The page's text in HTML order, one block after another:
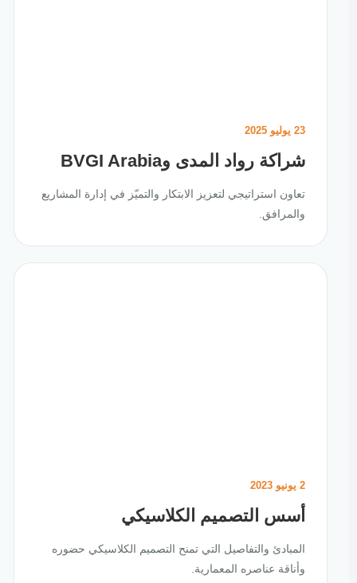
23 يوليو 2025
شراكة رواد المدى وBVGI Arabia
تعاون استراتيجي لتعزيز الابتكار والتميّز في إدارة المشاريع
والمرافق.
أسس التصميم الكلاسيكي
المبادئ والتفاصيل التي تمنح التصميم الكلاسيكي حضوره
وأناقة عناصره المعمارية.